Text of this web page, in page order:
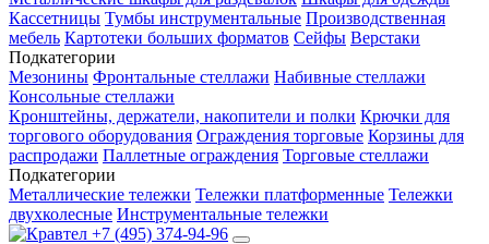
Кассетницы Тумбы инструментальные Производственная
мебель Картотеки больших форматов Сейфы Верстаки
Подкатегории
Мезонины Фронтальные стеллажи Набивные стеллажи
Консольные стеллажи
Кронштейны, держатели, накопители и полки Крючки для
торгового оборудования Ограждения торговые Корзины для
распродажи Паллетные ограждения Торговые стеллажи
Подкатегории
Металлические тележки Тележки платформенные Тележки
двухколесные Инструментальные тележки
+7 (495) 374-94-96